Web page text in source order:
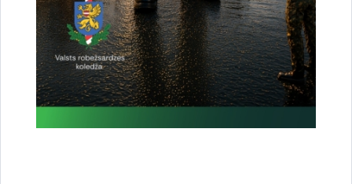
13.07.2026. izlaidums robežsargs